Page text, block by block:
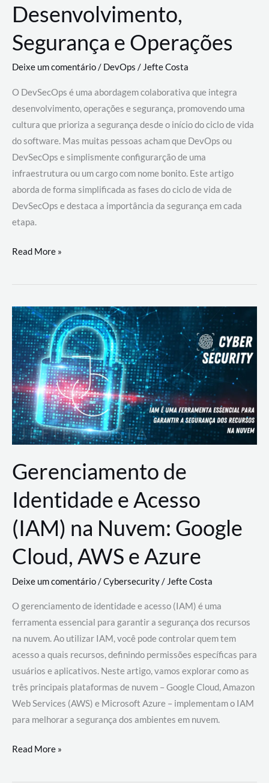
Desenvolvimento,
Segurança e Operações
Deixe um comentário/ DevOps /Jefte Costa
O DevSecOps é uma abordagem colaborativa que integra
desenvolvimento, operações e segurança, promovendo uma
cultura que prioriza a segurança desde o início do ciclo de vida
do software. Mas muitas pessoas acham que DevOps ou
DevSecOps e simplismente configurarção de uma
infraestrutura ou um cargo com nome bonito. Este artigo
aborda de forma simplificada as fases do ciclo de vida de
DevSecOps e destaca a importância da segurança em cada
etapa.
DevSecOps
Prática:
Desenvolvimento,
Segurança
e
Operações
Read More »
Gerenciamento de
Identidade e Acesso
(IAM) na Nuvem: Google
Cloud, AWS e Azure
Deixe um comentário/Cybersecurity/ Jefte Costa
O gerenciamento de identidade e acesso (IAM) é uma
ferramenta essencial para garantir a segurança dos recursos
na nuvem. Ao utilizar IAM, você pode controlar quem tem
acesso a quais recursos, definindo permissões específicas para
usuários e aplicativos. Neste artigo, vamos explorar como as
três principais plataformas de nuvem – Google Cloud, Amazon
Web Services (AWS) e Microsoft Azure – implementam o IAM
para melhorar a segurança dos ambientes em nuvem.
Gerenciamento
Read More »